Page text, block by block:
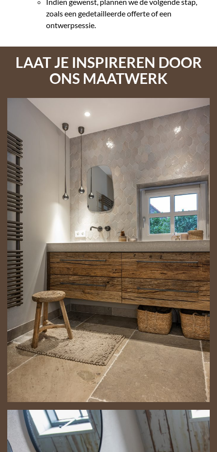
zoals een gedetailleerde offerte of een
ontwerpsessie.
LAAT JE INSPIREREN DOOR
ONS MAATWERK